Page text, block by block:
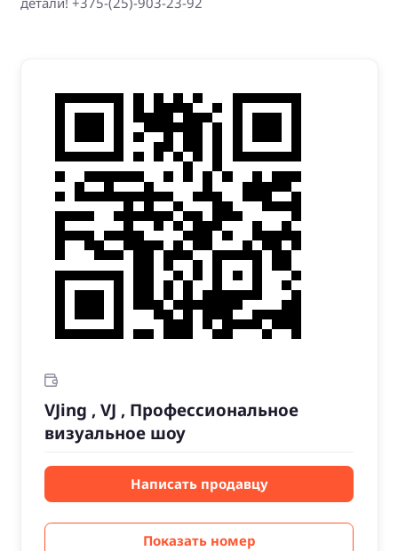
VJing , VJ , Профессиональное
визуальное шоу
Написать продавцу
Показать номер